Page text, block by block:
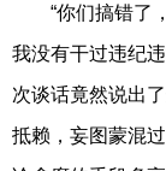
“你们搞错了，
我没有干过违纪
次谈话竟然说出
抵赖，妄图蒙混